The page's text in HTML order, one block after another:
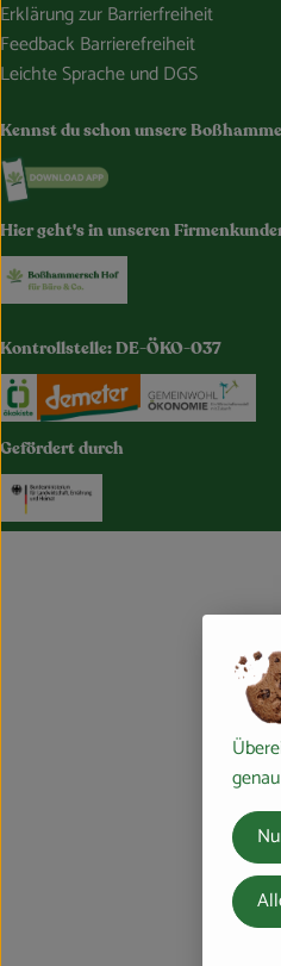
Erklärung zur Barrierfreiheit
Feedback Barrierefreiheit
Leichte Sprache und DGS
Kennst du schon unsere
Externer Link zu
Hier geht's in unseren
Kontrollstelle: DE-ÖKO-037
Externer Link zu https://
Externer Link zu
Gefördert durch